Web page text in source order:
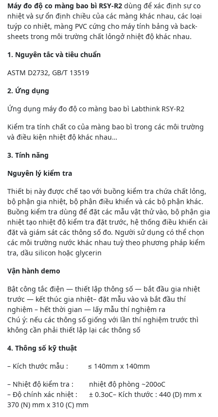
Máy đo độ co màng bao bì RSY-R2 dùng để xác định sự co
nhiệt và sự ổn định chiều của các màng khác nhau, các loại
tuýp co nhiệt, màng PVC cứng cho máy tính bảng và back-
sheets trong môi trường chất lỏngở nhiệt độ khác nhau.
1. Nguyên tắc và tiêu chuẩn
ASTM D2732, GB/T 13519
2. Ứng dụng
Ứng dụng máy đo độ co màng bao bì Labthink RSY-R2
Kiểm tra tính chất co của màng bao bì trong các môi trường
và điều kiện nhiệt độ khác nhau…
3. Tính năng
Nguyên lý kiểm tra
Thiết bị này được chế tạo với buồng kiểm tra chứa chất lỏng,
bộ phận gia nhiệt, bộ phận điều khiển và các bộ phận khác.
Buồng kiểm tra dùng để đặt các mẫu vật thử vào, bộ phận gia
nhiệt tạo nhiệt độ kiểm tra đặt trước, hệ thống điều khiển cài
đặt và giám sát các thông số đo. Người sử dụng có thể chọn
các môi trường nước khác nhau tuỳ theo phương pháp kiểm
tra, dầu silicon hoặc glycerin
Vận hành demo
Bật công tắc điện — thiết lập thông số — bắt đầu gia nhiệt
trước — kết thúc gia nhiệt– đặt mẫu vào và bắt đầu thí
nghiệm – hết thời gian — lấy mẫu thí nghiệm ra
Chú ý: nếu các thông số giống với lần thí nghiệm trước thì
không cần phải thiết lập lại các thông số
4. Thông số kỹ thuật
– Kích thước mẫu : ≤ 140mm x 140mm
– Nhiệt độ kiểm tra : nhiệt độ phòng ~200oC
– Độ chính xác nhiệt : ± 0.3oC– Kích thước : 440 (D) mm x
370 (N) mm x 310 (C) mm